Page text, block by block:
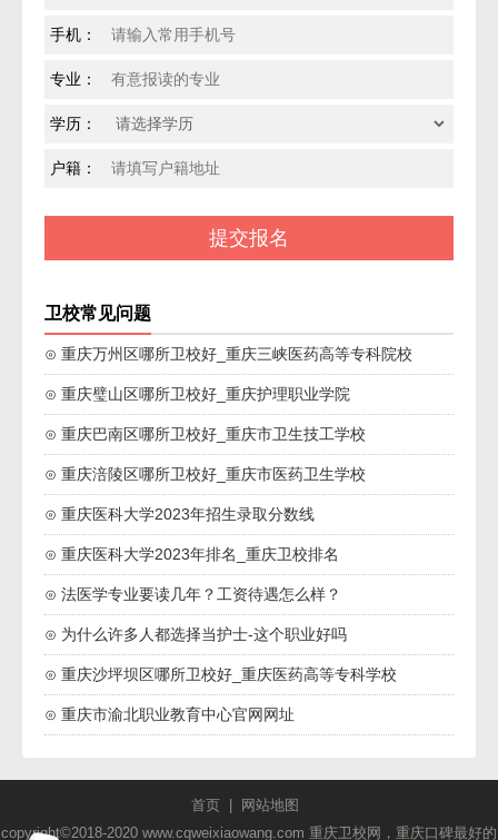
手机：
专业：
学历：
户籍：
卫校常见问题
⊙ 重庆万州区哪所卫校好_重庆三峡医药高等专科院校
⊙ 重庆璧山区哪所卫校好_重庆护理职业学院
⊙ 重庆巴南区哪所卫校好_重庆市卫生技工学校
⊙ 重庆涪陵区哪所卫校好_重庆市医药卫生学校
⊙ 重庆医科大学2023年招生录取分数线
⊙ 重庆医科大学2023年排名_重庆卫校排名
⊙ 法医学专业要读几年？工资待遇怎么样？
⊙ 为什么许多人都选择当护士-这个职业好吗
⊙ 重庆沙坪坝区哪所卫校好_重庆医药高等专科学校
⊙ 重庆市渝北职业教育中心官网网址
首页|
网站地图
copyright©2018-2020 www.cqweixiaowang.com 重庆卫校网，重庆口碑最好的